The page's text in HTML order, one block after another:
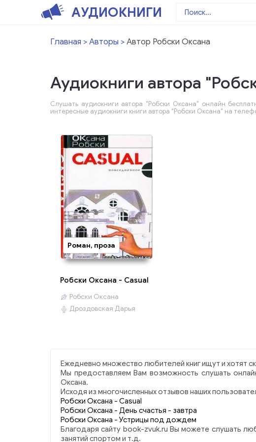
АУДИОКНИГИ
Главная Авторы Автор Робски Оксана
Аудиокниги автора
Слушать аудиокниги автора "Робски Оксана" онлайн
интересные аудиокниги книги автора "Робски Оксана" на
Роман, проза
Робски Оксана - Casual
Робски Оксана
Дроздовская Дарья
Ежедневно множество любителей книг ищут и хотят
Мы предоставляем Вам возможность слушать
Оксана.
Исходя из многочисленных отзывов наших
Робски Оксана - Casual
Робски Оксана - День счастья - завтра
Робски Оксана - Устрицы под дождем
Благодаря сайту book-zvuk.ru Вы можете слушать
занятий спортом и т.д.